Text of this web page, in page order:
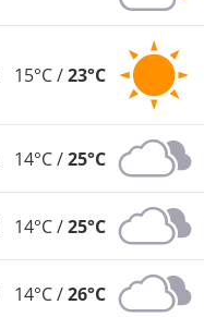
15°C /23°C
14°C /25°C
14°C /25°C
14°C /26°C